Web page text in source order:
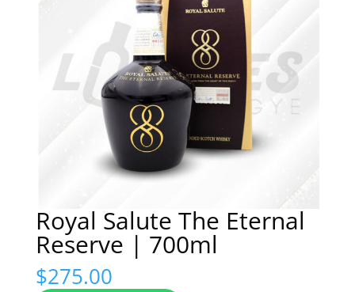
Royal Salute The Eternal
Reserve | 700ml
$275.00